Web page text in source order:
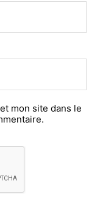
mon site dans le